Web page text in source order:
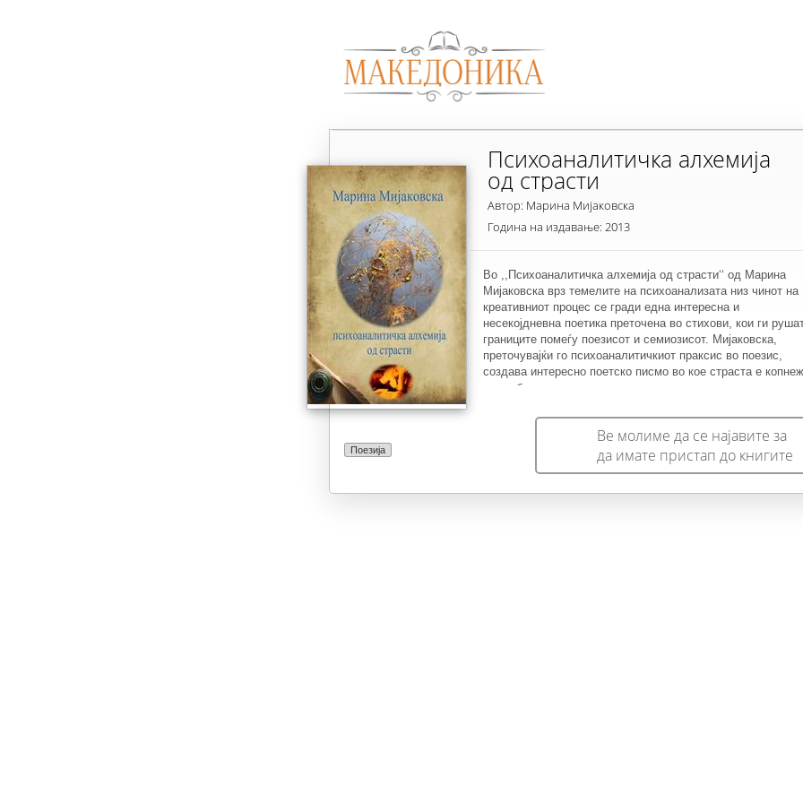
Поезија
Психоаналитичка алхемија
од страсти
Автор: Марина Мијаковска
Година на издавање: 2013
Во ,,Психоаналитичка алхемија од страсти‘‘ од Марина
Мијаковска врз темелите на психоанализата низ чинот на
креативниот процес се гради една интересна и
несекојдневна поетика преточена во стихови, кои ги
границите помеѓу поезисот и семиозисот. Мијаковска,
преточувајќи го психоаналитичкиот праксис во поезис,
создава интересно поетско писмо во кое страста е копнеж
да се биде уникатен и препознатлив во светот на
Ве молиме да се најавите за
да имате пристап до книгите